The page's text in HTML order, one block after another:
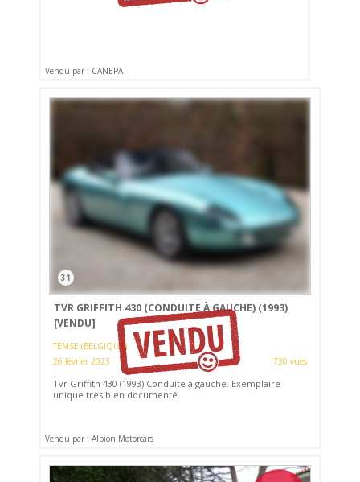
Vendu par : CANEPA
31
TVR GRIFFITH 430 (CONDUITE À GAUCHE) (1993)
[VENDU]
TEMSE (BELGIQUE)
26 février 2023
730 vues
Tvr Griffith 430 (1993) Conduite à gauche. Exemplaire
unique très bien documenté.
Vendu par : Albion Motorcars